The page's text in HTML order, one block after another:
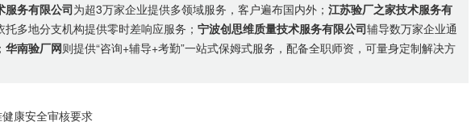
服务有限公司为超3万家企业提供多领域服务，客户遍布国内外；江苏验厂之家技术服务有
多地分支机构提供零时差响应服务；宁波创思维质量技术服务有限公司辅导数万家企业通
华南验厂网则提供“咨询+辅导+考勤”一站式保姆式服务，配备全职师资，可量身定制解决方
康安全审核要求